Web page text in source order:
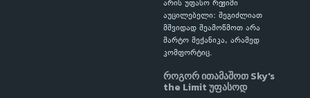
არის უფასო რეჟიმი
აუცილებელი: შეგიძლიათ
მშვიდად შეამოწმოთ არა
მარტო მექანიკა, არამედ
კომფორტიც.
როგორ ითამაშოთ Sky's
the Limit უფასოდ